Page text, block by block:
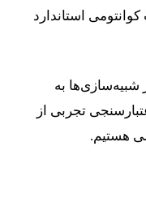
استاندارد
شبیه‌سازی‌ها به
تجربی از
هستیم.